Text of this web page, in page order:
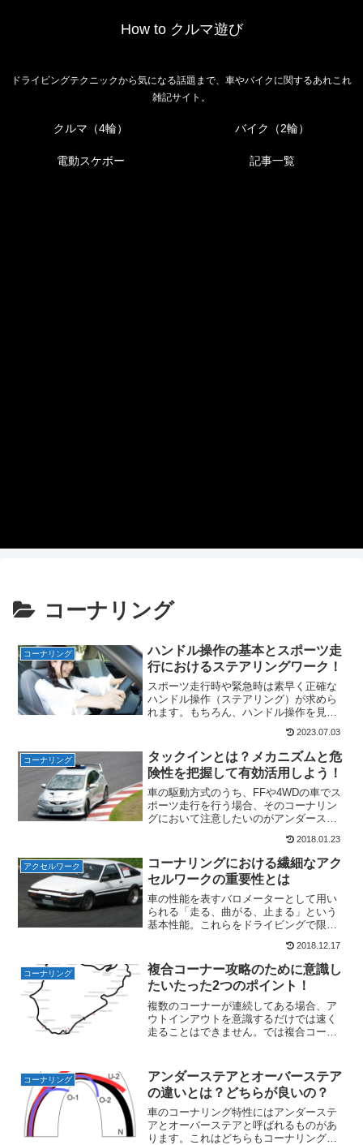
How to クルマ遊び
ドライビングテクニックから気になる話題まで、車やバイクに関するあれこれ
雑記サイト。
クルマ（4輪） バイク（2輪）
電動スケボー 記事一覧
コーナリング
コーナリング
ハンドル操作の基本とスポーツ走
行におけるステアリングワーク！
スポーツ走行時や緊急時は素早く正確な
ハンドル操作（ステアリング）が求めら
れます。もちろん、ハンドル操作を見直
すことは普段の運転における安全性の向
上にもつながります。例えばカーブで思
った以上に車が向きを変えてしまった
り、カーブの出口で車体が不...
2023.07.03
コーナリング
タックインとは？メカニズムと危
険性を把握して有効活用しよう！
車の駆動方式のうち、FFや4WDの車でス
ポーツ走行を行う場合、そのコーナリン
グにおいて注意したいのがアンダーステ
発生した場合の対象方法として有効なの
が、”タックイン”という現象を利用するテ
クニックです。今...
2018.01.23
アクセルワーク
コーナリングにおける繊細なアク
セルワークの重要性とは
車の性能を表すバロメーターとして用い
られる「走る、曲がる、止まる」という
基本性能。これらをドライビングで限界
ク、ステアリング、ブレーキング」を上
達させる必要があります。さて、「走
る」という性能、つまり加速...
2018.12.17
コーナリング
複合コーナー攻略のために意識し
たいたった2つのポイント！
複数のコーナーが連続してある場合、ア
ウトインアウトを意識するだけでは速く
走ることはできません。では複合コーナ
おけるアウトインアウトの問題点と、複
合コーナー攻略の基本的な...
コーナリング
アンダーステアとオーバーステア
の違いとは？どちらが良いの？
車のコーナリング特性にはアンダーステ
アとオーバーステアと呼ばれるものがあ
ります。これはどちらもコーナリング中